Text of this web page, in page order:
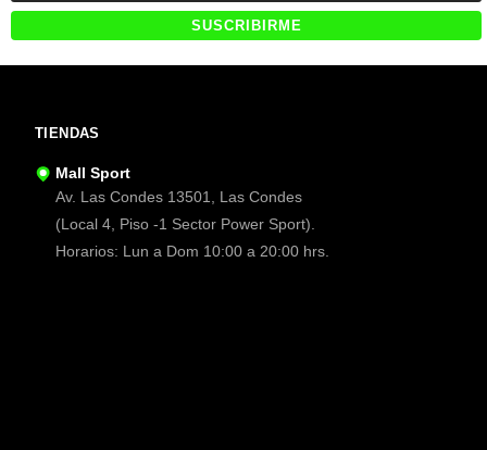
TIENDAS
Mall Sport
Av. Las Condes 13501, Las Condes
(Local 4, Piso -1 Sector Power Sport).
Horarios: Lun a Dom 10:00 a 20:00 hrs.